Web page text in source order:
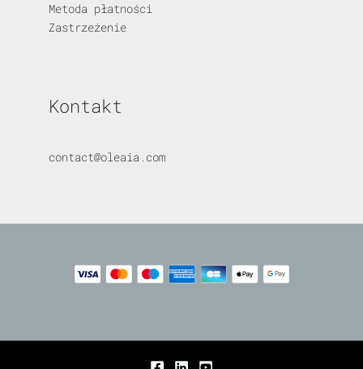
Metoda płatności
Zastrzeżenie
Kontakt
contact@oleaia.com